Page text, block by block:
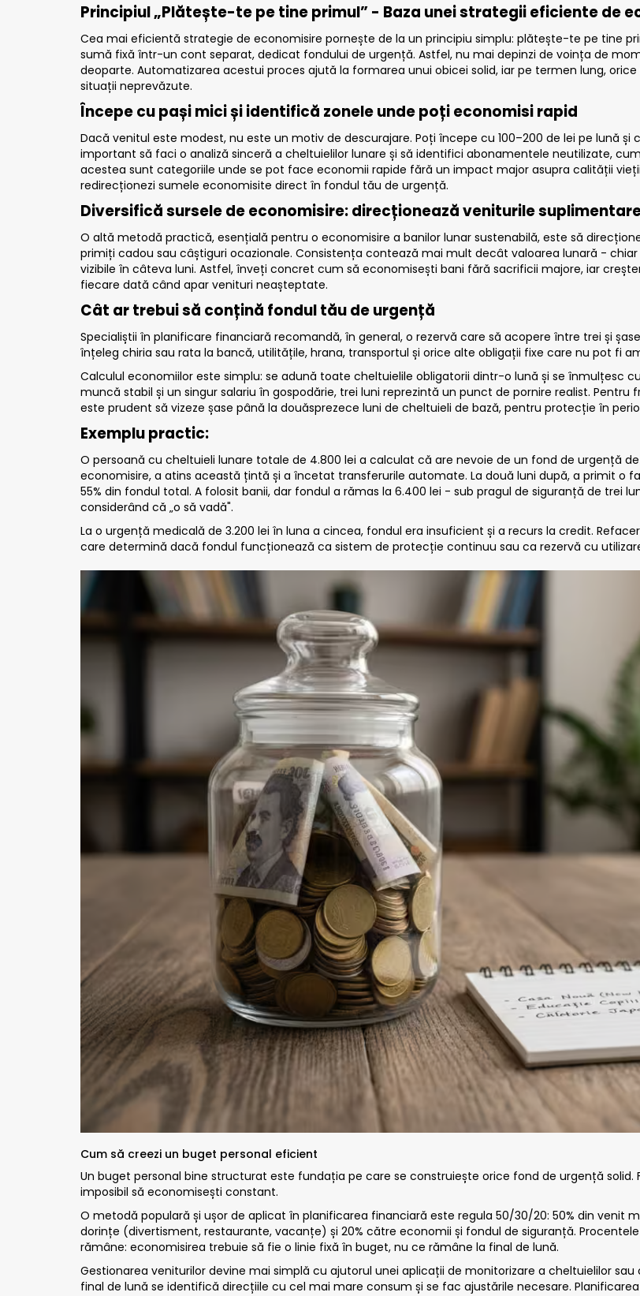
Principiul „Plătește-te pe tine primul” - Baza unei strategii eficiente de
Cea mai eficientă strategie de economisire pornește de la un principiu simplu: plătește-te pe tine
sumă fixă într-un cont separat, dedicat fondului de urgență. Astfel, nu mai depinzi de voința de
deoparte. Automatizarea acestui proces ajută la formarea unui obicei solid, iar pe termen lung,
situații neprevăzute.
Începe cu pași mici și identifică zonele unde poți economisi rapid
Dacă venitul este modest, nu este un motiv de descurajare. Poți începe cu 100–200 de lei pe lună
important să faci o analiză sinceră a cheltuielilor lunare și să identifici abonamentele neutilizate,
acestea sunt categoriile unde se pot face economii rapide fără un impact major asupra calității
redirecționezi sumele economisite direct în fondul tău de urgență.
Diversifică sursele de economisire: direcționează veniturile
O altă metodă practică, esențială pentru o economisire a banilor lunar sustenabilă, este să
primiți cadou sau câștiguri ocazionale. Consistența contează mai mult decât valoarea lunară -
vizibile în câteva luni. Astfel, înveți concret cum să economisești bani fără sacrificii majore, iar
fiecare dată când apar venituri neașteptate.
Cât ar trebui să conțină fondul tău de urgență
Specialiștii în planificare financiară recomandă, în general, o rezervă care să acopere între trei și
înțeleg chiria sau rata la bancă, utilitățile, hrana, transportul și orice alte obligații fixe care nu pot fi
Calculul economiilor este simplu: se adună toate cheltuielile obligatorii dintr-o lună și se înmulțesc
muncă stabil și un singur salariu în gospodărie, trei luni reprezintă un punct de pornire realist.
este prudent să vizeze șase până la douăsprezece luni de cheltuieli de bază, pentru protecție în
Exemplu practic:
O persoană cu cheltuieli lunare totale de 4.800 lei a calculat că are nevoie de un fond de urgență
economisire, a atins această țintă și a încetat transferurile automate. La două luni după, a primit
55% din fondul total. A folosit banii, dar fondul a rămas la 6.400 lei - sub pragul de siguranță de trei
considerând că „o să vadă".
La o urgență medicală de 3.200 lei în luna a cincea, fondul era insuficient și a recurs la credit.
care determină dacă fondul funcționează ca sistem de protecție continuu sau ca rezervă cu
Cum să creezi un buget personal eficient
Un buget personal bine structurat este fundația pe care se construiește orice fond de urgență solid.
imposibil să economisești constant.
O metodă populară și ușor de aplicat în planificarea financiară este regula 50/30/20: 50% din venit
dorințe (divertisment, restaurante, vacanțe) și 20% către economii și fondul de siguranță.
rămâne: economisirea trebuie să fie o linie fixă în buget, nu ce rămâne la final de lună.
Gestionarea veniturilor devine mai simplă cu ajutorul unei aplicații de monitorizare a cheltuielilor
final de lună se identifică direcțiile cu cel mai mare consum și se fac ajustările necesare.